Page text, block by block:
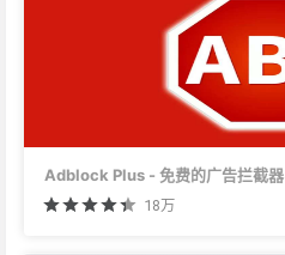
Adblock Plus - 免费的广告拦截器
18万